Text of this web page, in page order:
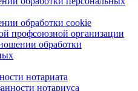
обработки cookie
профсоюзной организации
обработки
нотариата
нотариуса